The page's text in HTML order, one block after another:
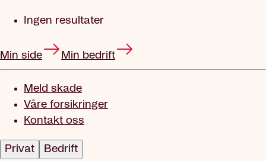
Ingen resultater
Min side Min bedrift
Meld skade
Våre forsikringer
Kontakt oss
Privat
Bedrift